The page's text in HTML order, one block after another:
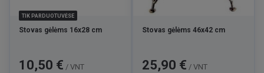
TIK PARDUOTUVĖSE
Stovas gėlėms 16x28 cm
Kaina
10,50 € / VNT
Stovas gėlėms 46x42 cm
Kaina
25,90 € / VNT